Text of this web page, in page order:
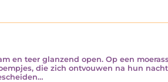
en teer glanzend open. Op een
die zich ontvouwen na hun